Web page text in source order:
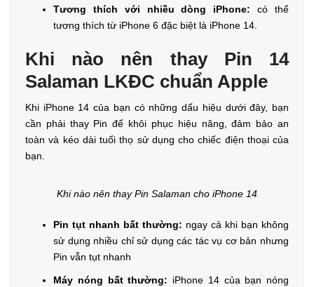
Tương thích với nhiều dòng iPhone:có thể
tương thích từ iPhone 6 đặc biệt là iPhone 14.
Khi nào nên thay Pin 14
Salaman LKĐC chuẩn Apple
Khi iPhone 14 của bạn có những dấu hiệu dưới đây, bạn
cần phải thay Pin để khôi phục hiệu năng, đảm bảo an
toàn và kéo dài tuổi thọ sử dụng cho chiếc điện thoại của
bạn.
Khi nào nên thay Pin Salaman cho iPhone 14
Pin tụt nhanh bất thường: ngay cả khi bạn không
sử dụng nhiều chỉ sử dụng các tác vụ cơ bản nhưng
Pin vẫn tụt nhanh
Máy nóng bất thường: iPhone 14 của bạn nóng